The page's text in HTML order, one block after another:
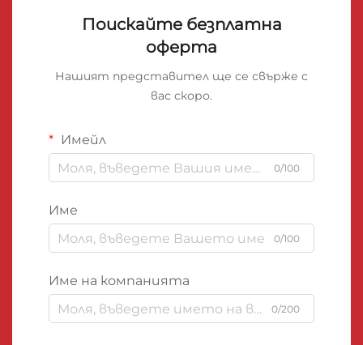
Поискайте безплатна
оферта
Нашият представител ще се свърже с
вас скоро.
Имейл
0/100
Име
0/100
Име на компанията
0/200